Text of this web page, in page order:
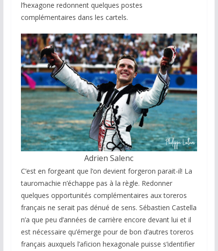
l’hexagone redonnent quelques postes
complémentaires dans les cartels.
Adrien Salenc
C’est en forgeant que l’on devient forgeron parait-il! La
tauromachie n’échappe pas à la règle. Redonner
quelques opportunités complémentaires aux toreros
français ne serait pas dénué de sens. Sébastien Castella
n’a que peu d’années de carrière encore devant lui et il
est nécessaire qu’émerge pour de bon d’autres toreros
français auxquels l’aficion hexagonale puisse s’identifier